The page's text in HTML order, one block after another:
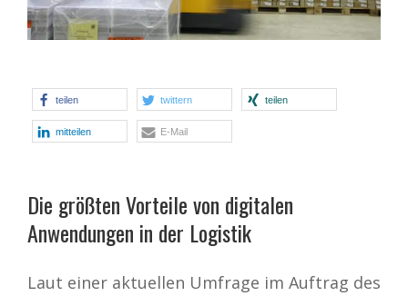
teilen twittern teilen
mitteilen E-Mail
Die größten Vorteile von digitalen
Anwendungen in der Logistik
Laut einer aktuellen Umfrage im Auftrag des